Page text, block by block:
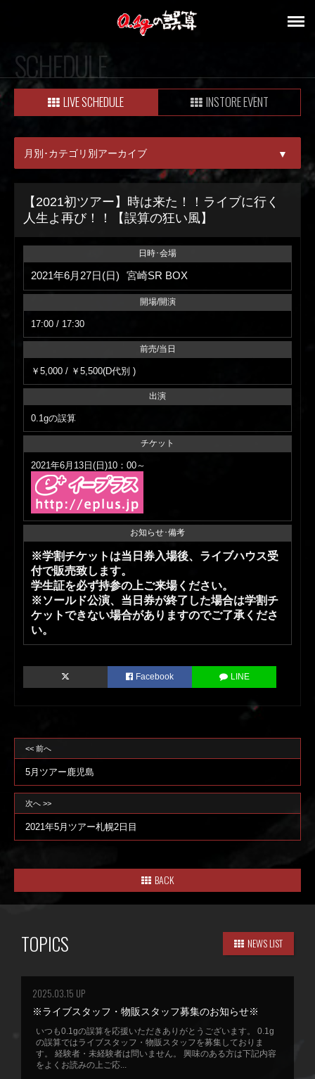
SCHEDULE
LIVE SCHEDULE INSTORE EVENT
月別･カテゴリ別アーカイブ ▼
ALL
08月
09月
【2021初ツアー】時は来た！！ライブに行く
人生よ再び！！【誤算の狂い風】
日時･会場
2021年6月27日(日) 宮崎SR BOX
開場/開演
17:00 / 17:30
前売/当日
￥5,000 / ￥5,500(D代別 )
出演
0.1gの誤算
チケット
2021年6月13日(日)10：00～
お知らせ･備考
※学割チケットは当日券入場後、ライブハウス受
付で販売致します。
学生証を必ず持参の上ご来場ください。
※ソールド公演、当日券が終了した場合は学割チ
ケットできない場合がありますのでご了承くださ
い。
Facebook LINE
<< 前へ
5月ツアー鹿児島
次へ >>
2021年5月ツアー札幌2日目
BACK
TOPICS NEWS LIST
2025.03.15 UP
※ライブスタッフ・物販スタッフ募集のお知らせ※
いつも0.1gの誤算を応援いただきありがとうございます。 0.1g
の誤算ではライブスタッフ・物販スタッフを募集しておりま
す。 経験者・未経験者は問いません。 興味のある方は下記内容
をよくお読みの上ご応...